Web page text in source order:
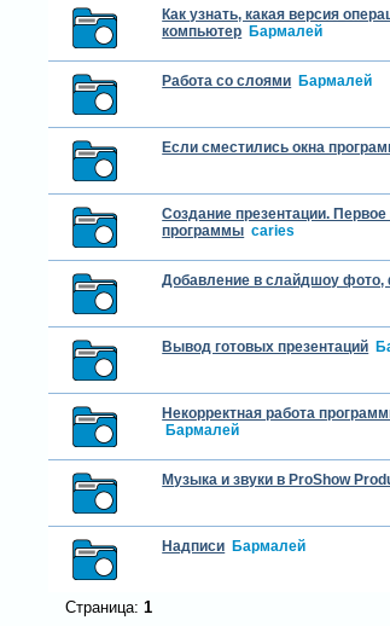
Как узнать, какая версия
компьютер Бармалей
Работа со слоями Бармалей
Если сместились окна
Создание презентации.
программы caries
Добавление в слайдшоу
Вывод готовых презентаций
Некорректная работа
Бармалей
Музыка и звуки в ProShow
Надписи Бармалей
Страница: 1